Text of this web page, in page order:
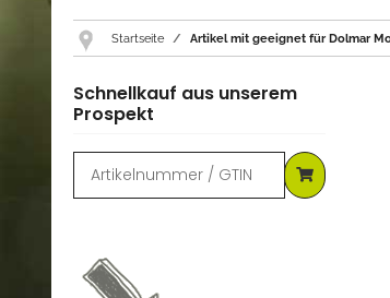
Startseite Artikel mit geeignet für Dolmar
Schnellkauf aus unserem
Prospekt